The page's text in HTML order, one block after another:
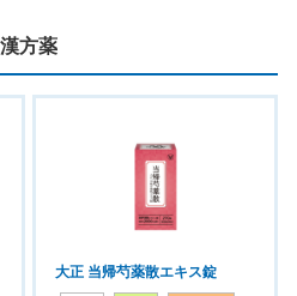
漢方薬
大正 当帰芍薬散エキス錠